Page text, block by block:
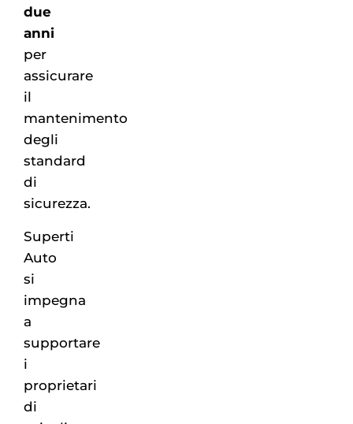
due
anni
per
assicurare
il
mantenimento
degli
standard
di
sicurezza.
Superti
Auto
si
impegna
a
supportare
i
proprietari
di